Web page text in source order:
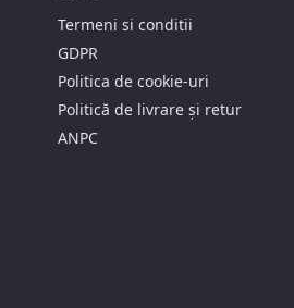
Termeni si conditii
GDPR
Politica de cookie-uri
Politică de livrare și retur
ANPC